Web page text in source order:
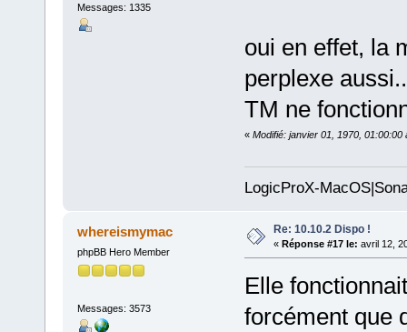
Messages: 1335
oui en effet, la
perplexe
TM ne
« Modifié: janvier 01, 1970, 01:00:00
LogicProX-
whereismymac
phpBB Hero Member
Messages: 3573
Re: 10.10.2 Dispo !
« Réponse #17 le: avril 12,
Elle
forcément que